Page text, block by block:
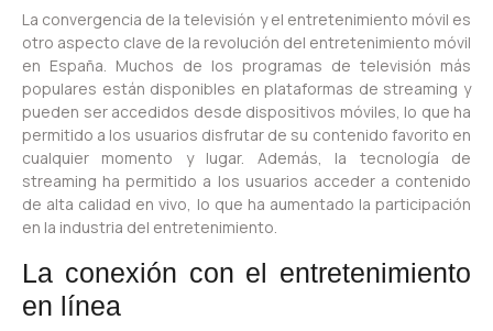
La convergencia de la televisión y el entretenimiento móvil es
otro aspecto clave de la revolución del entretenimiento móvil
en España. Muchos de los programas de televisión más
populares están disponibles en plataformas de streaming y
pueden ser accedidos desde dispositivos móviles, lo que ha
permitido a los usuarios disfrutar de su contenido favorito en
cualquier momento y lugar. Además, la tecnología de
streaming ha permitido a los usuarios acceder a contenido
de alta calidad en vivo, lo que ha aumentado la participación
en la industria del entretenimiento.
La conexión con el entretenimiento
en línea